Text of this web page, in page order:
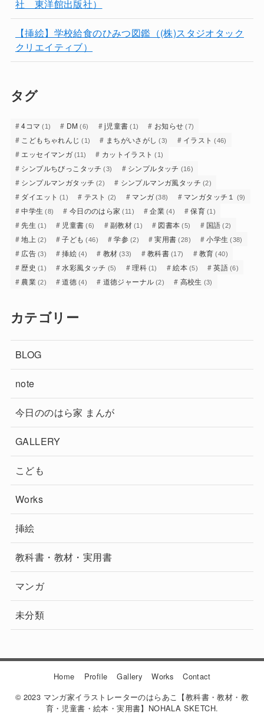
社 東洋館出版社）
【挿絵】学校給食のひみつ図鑑（(株)スタジオタック
クリエイティブ）
タグ
4コマ (1) DM (6) j児童書 (1) お知らせ (7)
こどもちゃれんじ (1) まちがいさがし (3) イラスト (46)
エッセイマンガ (11) カットイラスト (1)
シンプルちびっこタッチ (3) シンプルタッチ (16)
シンプルマンガタッチ (2) シンプルマンガ風タッチ (2)
ダイエット (1) テスト (2) マンガ (38) マンガタッチ１ (9)
中学生 (8) 今日ののはら家 (11) 企業 (4) 保育 (1)
先生 (1) 児童書 (6) 副教材 (1) 図書本 (5) 国語 (2)
地上 (2) 子ども (46) 学参 (2) 実用書 (28) 小学生 (38)
広告 (3) 挿絵 (4) 教材 (33) 教科書 (17) 教育 (40)
歴史 (1) 水彩風タッチ (5) 理科 (1) 絵本 (5) 英語 (6)
農業 (2) 道徳 (4) 道徳ジャーナル (2) 高校生 (3)
カテゴリー
BLOG
note
今日ののはら家 まんが
GALLERY
こども
Works
挿絵
教科書・教材・実用書
マンガ
未分類
Home Profile Gallery Works
Contact
© 2023 マンガ家イラストレーターのはらあこ【教科書・教材・教
育・児童書・絵本・実用書】NOHALA SKETCH.